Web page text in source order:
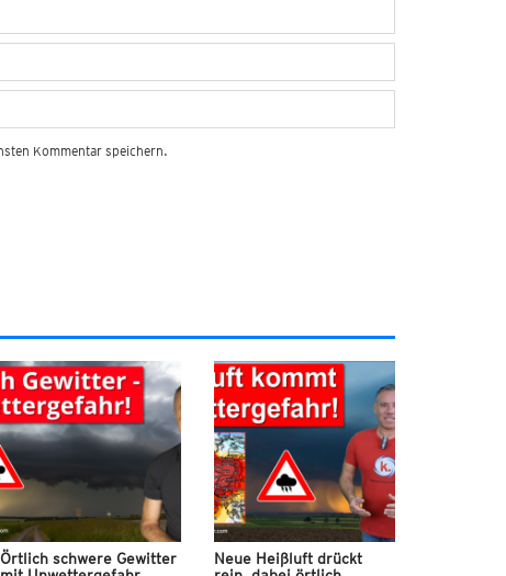
Kommentar speichern.
Örtlich schwere Gewitter
Neue Heißluft drückt